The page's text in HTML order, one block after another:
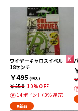
ワイヤーキャロスイベル
18センチ
￥495 (税込)
￥550 10%OFF
14ポイント（3％還元）
#新品